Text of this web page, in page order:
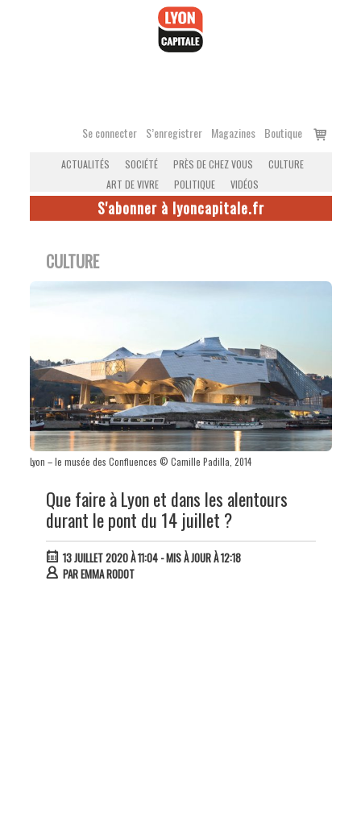
Se connecter S’enregistrer Magazines Boutique
Voir
ACTUALITÉS SOCIÉTÉ PRÈS DE CHEZ VOUS
CULTURE
ART DE VIVRE
POLITIQUE VIDÉOS
S'abonner à lyoncapitale.fr
CULTURE
Lyon – le musée des Confluences © Camille Padilla, 2014
Que faire à Lyon et dans les alentours
durant le pont du 14 juillet ?
13 JUILLET 2020 À 11:04- MIS À JOUR À 12:18
PAREMMA RODOT